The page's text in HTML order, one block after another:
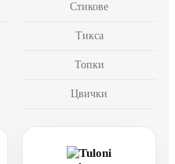
Стикове
Тикса
Топки
Цвички